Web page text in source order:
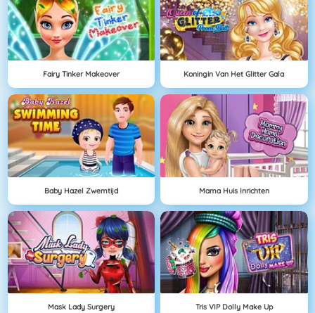
Fairy Tinker Makeover Koningin Van Het Glitter Gala
Baby Hazel Zwemtijd Mama Huis Inrichten
Mask Lady Surgery Tris VIP Dolly Make Up